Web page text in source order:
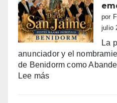
por
julio
La
anunciador y el
de Benidorm como
Lee más: